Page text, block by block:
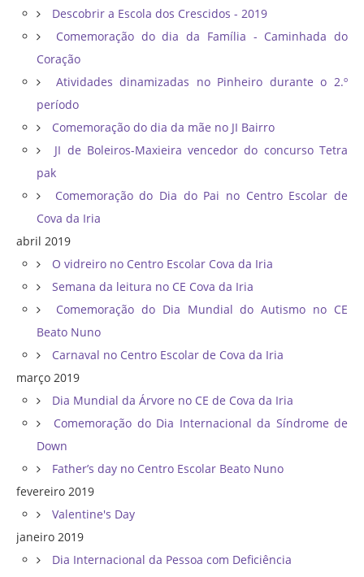
Descobrir a Escola dos Crescidos - 2019
Comemoração do dia da Família - Caminhada do
Coração
Atividades dinamizadas no Pinheiro durante o 2.º
período
Comemoração do dia da mãe no JI Bairro
JI de Boleiros-Maxieira vencedor do concurso Tetra
pak
Comemoração do Dia do Pai no Centro Escolar de
Cova da Iria
abril 2019
O vidreiro no Centro Escolar Cova da Iria
Semana da leitura no CE Cova da Iria
Comemoração do Dia Mundial do Autismo no CE
Beato Nuno
Carnaval no Centro Escolar de Cova da Iria
março 2019
Dia Mundial da Árvore no CE de Cova da Iria
Comemoração do Dia Internacional da Síndrome de
Down
Father’s day no Centro Escolar Beato Nuno
fevereiro 2019
Valentine's Day
janeiro 2019
Dia Internacional da Pessoa com Deficiência